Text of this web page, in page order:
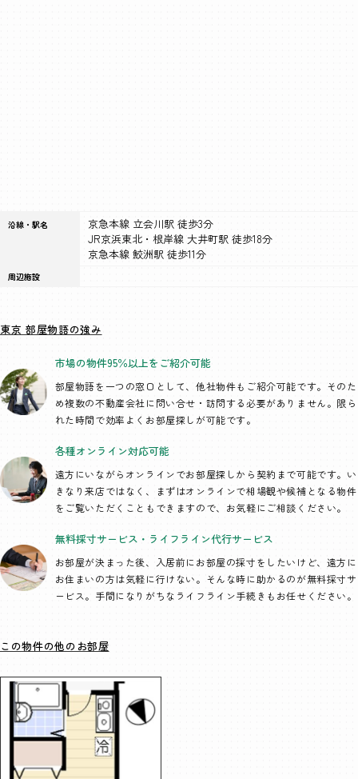
沿線・駅名
京急本線 立会川駅 徒歩3分
JR京浜東北・根岸線 大井町駅 徒歩18分
京急本線 鮫洲駅 徒歩11分
周辺施設
東京 部屋物語の強み
市場の物件95％以上を ご紹介可能
部屋物語を一つの窓口として、他社物件もご紹介可能です。そのた
め複数の不動産会社に問い合せ・訪問する必要がありません。限ら
れた時間で効率よくお部屋探しが可能です。
各種オンライン対応可能
遠方にいながらオンラインでお部屋探しから契約まで可能です。い
きなり来店ではなく、まずはオンラインで相場観や候補となる物件
をご覧いただくこともできますので、お気軽にご相談ください。
無料採寸サービス・ ライフライン代行サービス
お部屋が決まった後、入居前にお部屋の採寸をしたいけど、遠方に
お住まいの方は気軽に行けない。そんな時に助かるのが無料採寸サ
ービス。手間になりがちなライフライン手続きもお任せください。
この物件の他のお部屋